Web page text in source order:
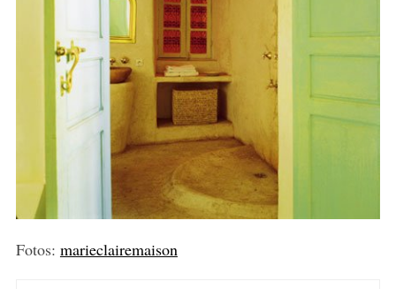
Fotos: marieclairemaison